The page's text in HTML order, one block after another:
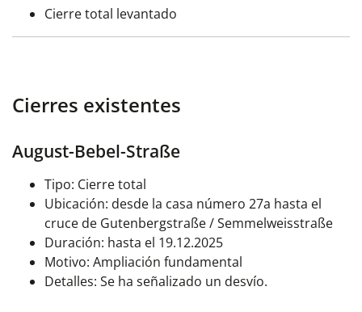
Cierre total levantado
Cierres existentes
August-Bebel-Straße
Tipo: Cierre total
Ubicación: desde la casa número 27a hasta el
cruce de Gutenbergstraße / Semmelweisstraße
Duración: hasta el 19.12.2025
Motivo: Ampliación fundamental
Detalles: Se ha señalizado un desvío.